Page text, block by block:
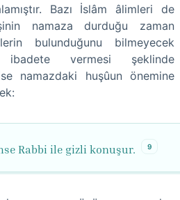
Bazı İslâm âlimleri de
namaza durduğu zaman
bulunduğunu bilmeyecek
ibadete vermesi şeklinde
namazdaki huşûun önemine
Rabbi ile gizli konuşur. 9